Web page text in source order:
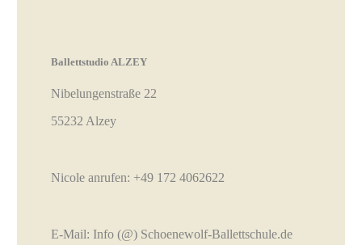
Ballettstudio ALZEY
Nibelungenstraße 22
55232 Alzey
Nicole anrufen: +49 172 4062622
E-Mail: Info (@) Schoenewolf-Ballettschule.de